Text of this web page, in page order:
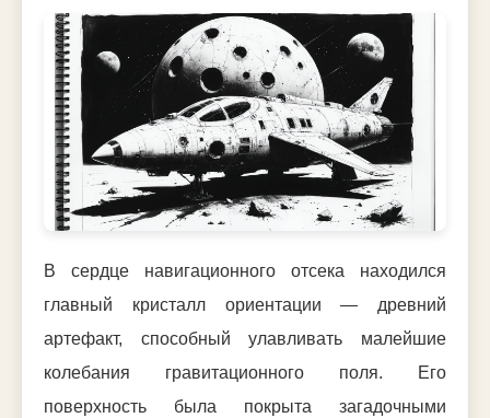
В сердце навигационного отсека находился
главный кристалл ориентации — древний
артефакт, способный улавливать малейшие
колебания гравитационного поля. Его
поверхность была покрыта загадочными